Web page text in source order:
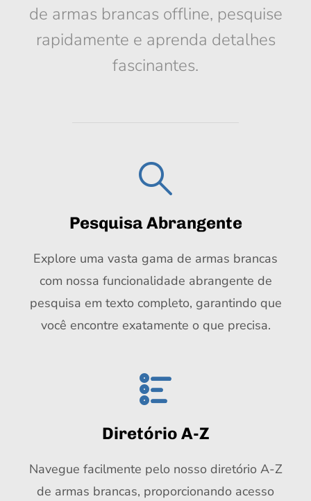
de armas brancas offline, pesquise
rapidamente e aprenda detalhes
fascinantes.
Pesquisa Abrangente
Explore uma vasta gama de armas brancas
com nossa funcionalidade abrangente de
pesquisa em texto completo, garantindo que
você encontre exatamente o que precisa.
Diretório A-Z
Navegue facilmente pelo nosso diretório A-Z
de armas brancas, proporcionando acesso